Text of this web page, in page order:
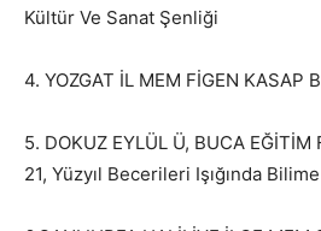
Kültür Ve Sanat Şenliği
4. YOZGAT İL MEM FİGEN KASAP
5. DOKUZ EYLÜL Ü, BUCA EĞİTİM
21, Yüzyıl Becerileri Işığında